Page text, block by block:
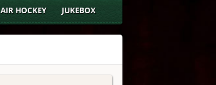
AIR HOCKEY JUKEBOX